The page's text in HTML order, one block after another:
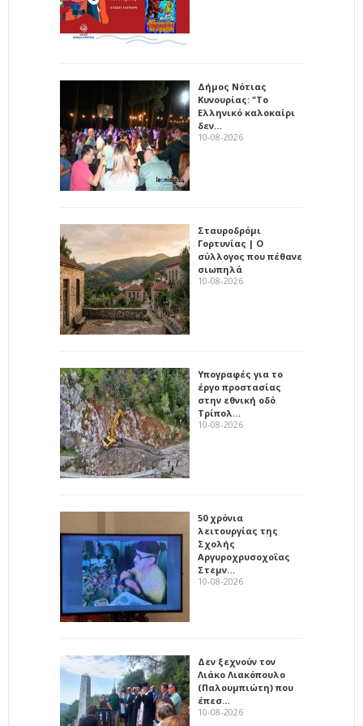
Δήμος Νότιας
Κυνουρίας: "Το
Ελληνικό καλοκαίρι
δεν…
10-08-2026
Σταυροδρόμι
Γορτυνίας | Ο
σύλλογος που πέθανε
σιωπηλά
10-08-2026
Υπογραφές για το
έργο προστασίας
στην εθνική οδό
Τρίπολ…
10-08-2026
50 χρόνια
λειτουργίας της
Σχολής
Αργυροχρυσοχοΐας
Στεμν…
10-08-2026
Δεν ξεχνούν τον
Λιάκο Λιακόπουλο
(Παλουμπιώτη) που
έπεσ…
10-08-2026